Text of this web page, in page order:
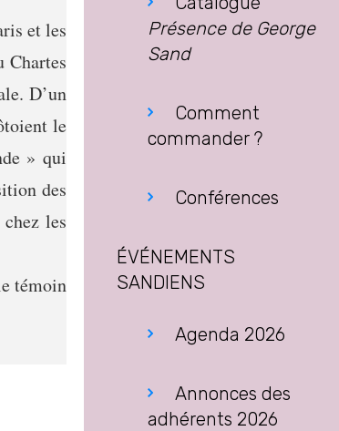
et les
Chartes
D’un
le
» qui
des
les
témoin
Présence de George
Sand
Comment
commander ?
Conférences
ÉVÉNEMENTS
SANDIENS
Agenda 2026
Annonces des
adhérents 2026